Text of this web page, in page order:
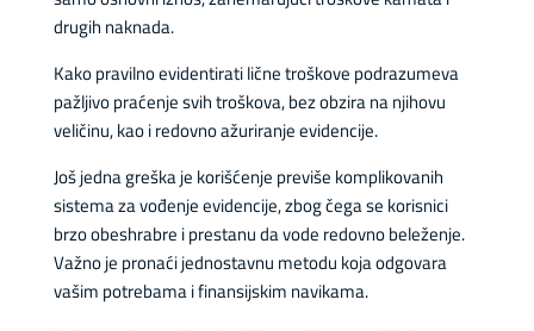
drugih naknada.
Kako pravilno evidentirati lične troškove podrazumeva
pažljivo praćenje svih troškova, bez obzira na njihovu
veličinu, kao i redovno ažuriranje evidencije.
Još jedna greška je korišćenje previše komplikovanih
sistema za vođenje evidencije, zbog čega se korisnici
brzo obeshrabre i prestanu da vode redovno beleženje.
Važno je pronaći jednostavnu metodu koja odgovara
vašim potrebama i finansijskim navikama.